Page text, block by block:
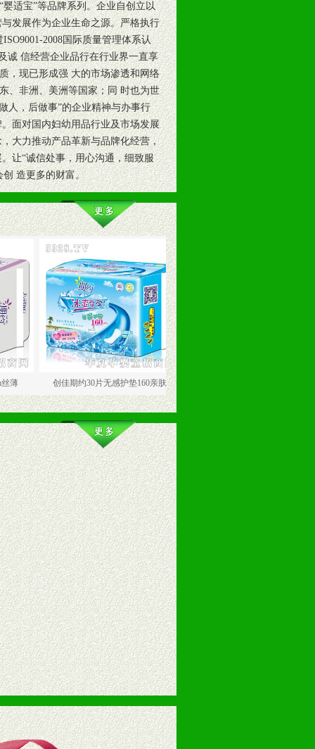
适宝”等品牌系列。企业自创立以
发展作为企业生命之源。严格执行
2008国际质量管理体系认
诚 信经营企业品行在行业界一直享
，现已形成强 大的市场渗透和网络
、非洲、美洲等国家；同 时也为世
人，后做事”的企业精神与办事行
面对国内妇幼用品行业及市场发展
大力推动产品革新与品牌化经营，
让“诚信处事，用心沟通，细致服
创 造更多的财富。
创佳期约30片无感护垫160亲肤 创佳期约30片无感护垫160柔爽